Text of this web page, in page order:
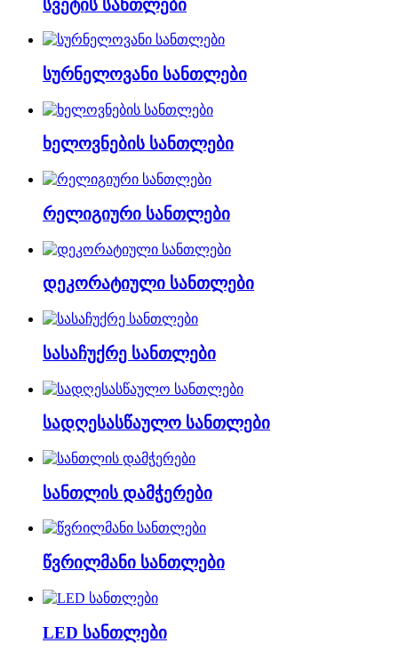
სვეტის სანთლები
სურნელოვანი სანთლები
ხელოვნების სანთლები
რელიგიური სანთლები
დეკორატიული სანთლები
სასაჩუქრე სანთლები
სადღესასწაულო სანთლები
სანთლის დამჭერები
წვრილმანი სანთლები
LED სანთლები